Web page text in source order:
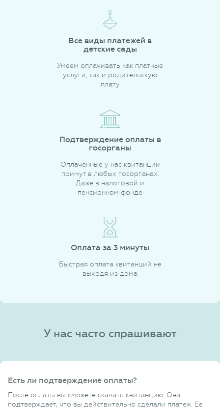
Все виды платежей в
детские сады
Умеем оплачивать как платные
услуги, так и родительскую
плату
Подтверждение оплаты в
госорганы
Оплаченные у нас квитанции
примут в любых госорганах.
Даже в налоговой и
пенсионном фонде
Оплата за 3 минуты
Быстрая оплата квитанций не
выходя из дома
У нас часто спрашивают
Есть ли подтверждение оплаты?
После оплаты вы сможете скачать квитанцию. Она
подтверждает, что вы действительно сделали платеж. Ее